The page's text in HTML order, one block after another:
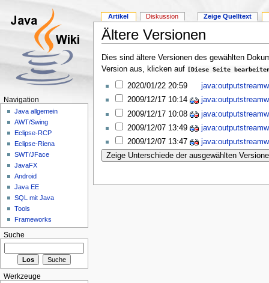
Ältere Versionen
Dies sind ältere Versionen des gewählten
Version aus, klicken auf [Diese Seite
2020/01/22 20:59
2009/12/17 10:14
2009/12/17 10:08
2009/12/07 13:49
2009/12/07 13:47
Artikel Diskussion Zeige Quelltext
Navigation
Java allgemein
AWT/Swing
Eclipse-RCP
Eclipse-Riena
SWT/JFace
JavaFX
Android
Java EE
SQL mit Java
Tools
Frameworks
Suche
Werkzeuge